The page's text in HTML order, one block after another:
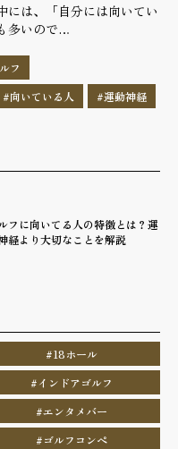
には、「自分には向いてい
多いので…
フ
#向いている人 #運動神経
フに向いてる人の特徴とは？運
経より大切なことを解説
#18ホール
#インドアゴルフ
#エンタメバー
#ゴルフコンペ